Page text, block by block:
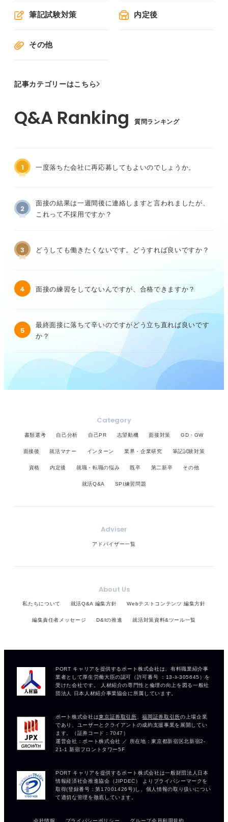
筆記試験対策 内定後
その他
記事カテゴリーはこちら
質問ランキング
1 一度落ちた会社に再応募してもよいのでしょうか。
2
面接の結果は一週間後に連絡しますと言われましたが、
これって不採用ですか？
3 どうしても働きたくないです。どうすれば良いですか？
4 面接の練習をしてないんですが、合格できますか？
5
最終面接に落ちて辛いのですがどう立ち直れば良いです
か？
Category
書類選考 自己分析 自己PR 志望動機 面接対策 GD・GW
面接後 就活マナー インターン 業界・企業研究 筆記試験対策
資格 内定後 就職・転職の悩み 既卒 第二新卒 その他
就活Q&A SPI練習問題
Adviser
アドバイザー一覧
About Us
私たちについて 就活Q&A 編集方針 Webテストコンテンツ 編集方針
編集責任者メッセージ D&Iの推進 就活対策資料&ツール一覧
会社情報 プライバシーポリシー グループ会員利用規約